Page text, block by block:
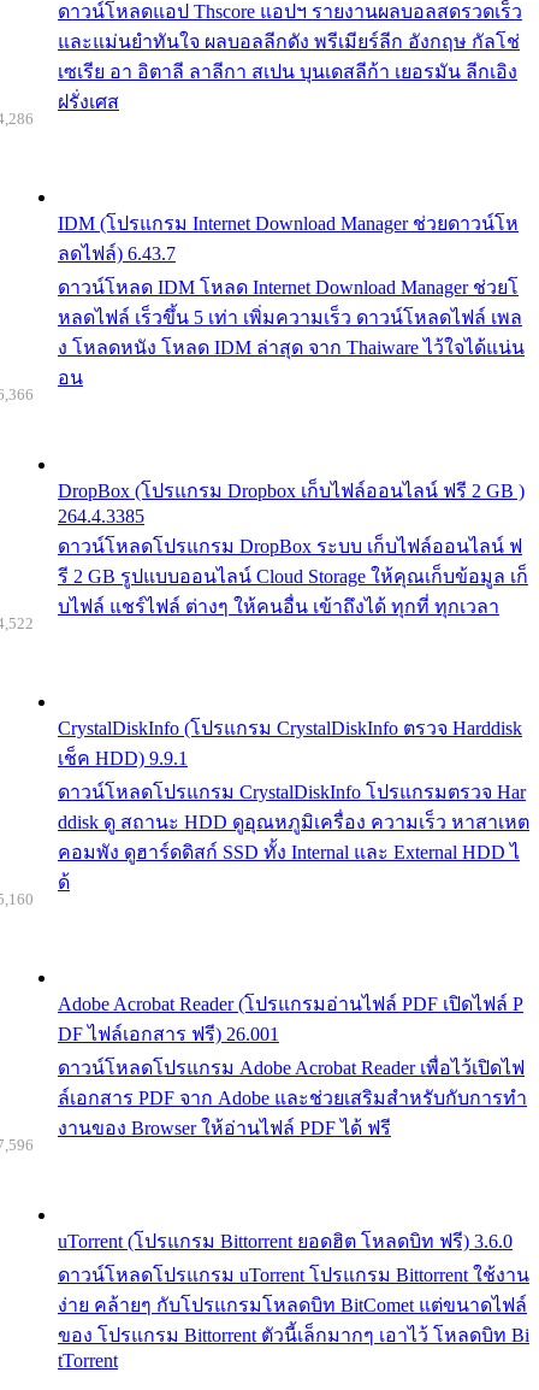
ดาวน์โหลดแอป Thscore แอปฯ รายงานผลบอลสดรวดเร็ว
และแม่นยำทันใจ ผลบอลลีกดัง พรีเมียร์ลีก อังกฤษ กัลโช่
เซเรีย อา อิตาลี ลาลีกา สเปน บุนเดสลีก้า เยอรมัน ลีกเอิง
ฝรั่งเศส
IDM (โปรแกรม Internet Download Manager ช่วยดาวน์โห
ลดไฟล์) 6.43.7
ดาวน์โหลด IDM โหลด Internet Download Manager ช่วยโ
หลดไฟล์ เร็วขึ้น 5 เท่า เพิ่มความเร็ว ดาวน์โหลดไฟล์ เพล
ง โหลดหนัง โหลด IDM ล่าสุด จาก Thaiware ไว้ใจได้แน่น
อน
DropBox (โปรแกรม Dropbox เก็บไฟล์ออนไลน์ ฟรี 2 GB )
264.4.3385
ดาวน์โหลดโปรแกรม DropBox ระบบ เก็บไฟล์ออนไลน์ ฟ
รี 2 GB รูปแบบออนไลน์ Cloud Storage ให้คุณเก็บข้อมูล เก็
บไฟล์ แชร์ไฟล์ ต่างๆ ให้คนอื่น เข้าถึงได้ ทุกที่ ทุกเวลา
CrystalDiskInfo (โปรแกรม CrystalDiskInfo ตรวจ Harddisk
เช็ค HDD) 9.9.1
ดาวน์โหลดโปรแกรม CrystalDiskInfo โปรแกรมตรวจ Har
ddisk ดู สถานะ HDD ดูอุณหภูมิเครื่อง ความเร็ว หาสาเหต
คอมพัง ดูฮาร์ดดิสก์ SSD ทั้ง Internal และ External HDD ไ
ด้
Adobe Acrobat Reader (โปรแกรมอ่านไฟล์ PDF เปิดไฟล์ P
DF ไฟล์เอกสาร ฟรี) 26.001
ดาวน์โหลดโปรแกรม Adobe Acrobat Reader เพื่อไว้เปิดไฟ
ล์เอกสาร PDF จาก Adobe และช่วยเสริมสำหรับกับการทำ
งานของ Browser ให้อ่านไฟล์ PDF ได้ ฟรี
uTorrent (โปรแกรม Bittorrent ยอดฮิต โหลดบิท ฟรี) 3.6.0
ดาวน์โหลดโปรแกรม uTorrent โปรแกรม Bittorrent ใช้งาน
ง่าย คล้ายๆ กับโปรแกรมโหลดบิท BitComet แต่ขนาดไฟล์
ของ โปรแกรม Bittorrent ตัวนี้เล็กมากๆ เอาไว้ โหลดบิท Bi
tTorrent